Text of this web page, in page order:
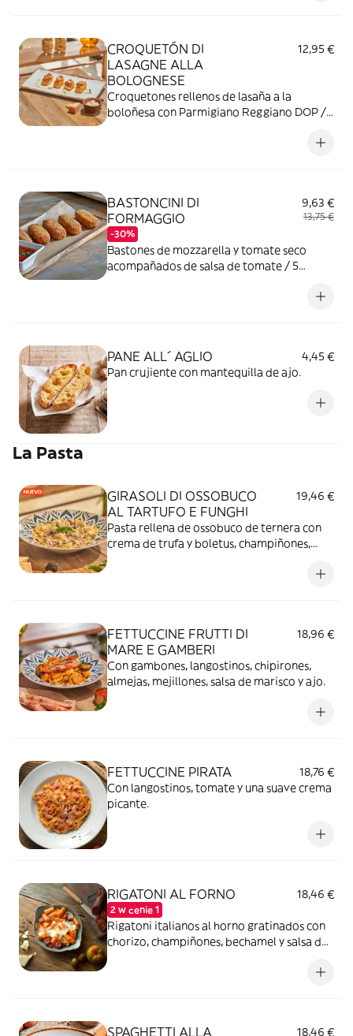
CROQUETÓN DI
LASAGNE ALLA
BOLOGNESE
12,95 €
Croquetones rellenos de lasaña a la
boloñesa con Parmigiano Reggiano DOP /
BASTONCINI DI
FORMAGGIO
-30%
9,63 €
13,75 €
Bastones de mozzarella y tomate seco
acompañados de salsa de tomate / 5
PANE ALL´ AGLIO
4,45 €
Pan crujiente con mantequilla de ajo.
La Pasta
GIRASOLI DI OSSOBUCO
AL TARTUFO E FUNGHI
19,46 €
Pasta rellena de ossobuco de ternera con
crema de trufa y boletus, champiñones,
FETTUCCINE FRUTTI DI
MARE E GAMBERI
18,96 €
Con gambones, langostinos, chipirones,
almejas, mejillones, salsa de marisco y ajo.
FETTUCCINE PIRATA
18,76 €
Con langostinos, tomate y una suave crema
picante.
RIGATONI AL FORNO
2 w cenie 1
18,46 €
Rigatoni italianos al horno gratinados con
chorizo, champiñones, bechamel y salsa de
SPAGHETTI ALLA 18,46 €